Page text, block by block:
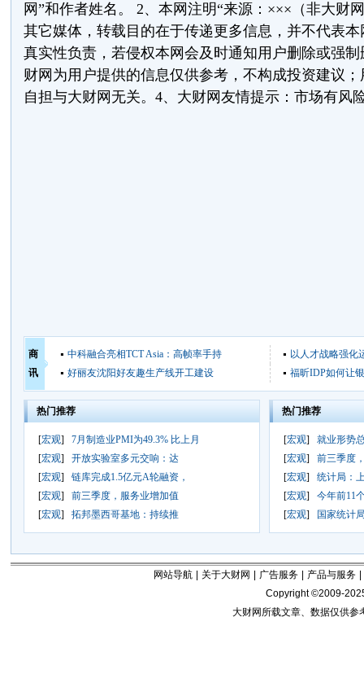
网”和作者姓名。 2、本网注明“来源：×××（非大财
其它媒体，转载目的在于传递更多信息，并不代表
真实性负责，若侵权本网会及时通知用户删除或强
财网为用户提供的信息仅供参考，不构成投资建议
自担与大财网无关。4、大财网友情提示：市场有风
商
讯
中科融合亮相TCT Asia：高帧率手持
以人才战略强化
好丽友沈阳好友趣生产线开工建设
福昕IDP如何让
热门推荐
[宏观]
7月制造业PMI为49.3% 比上月
[宏观]
开放实验室多元交响：达
[宏观]
链库完成1.5亿元A轮融资，
[宏观]
前三季度，服务业增加值
[宏观] 拓邦墨西哥基地：持续推
热门推荐
[宏观]
就业形势
[宏观]
前三季度
[宏观]
统计局：
[宏观]
今年前11
[宏观] 国家统计
网站导航 关于大财网 广告服务 产品与服务
Copyright ©2009-
大财网所载文章、数据仅供参